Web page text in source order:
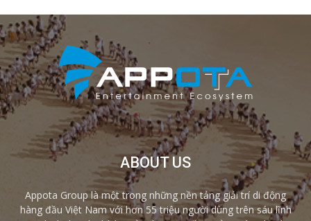
ABOUT US
Appota Group là một trong những nền tảng giải trí di động
hàng đầu Việt Nam với hơn 55 triệu người dùng trên sáu lĩnh